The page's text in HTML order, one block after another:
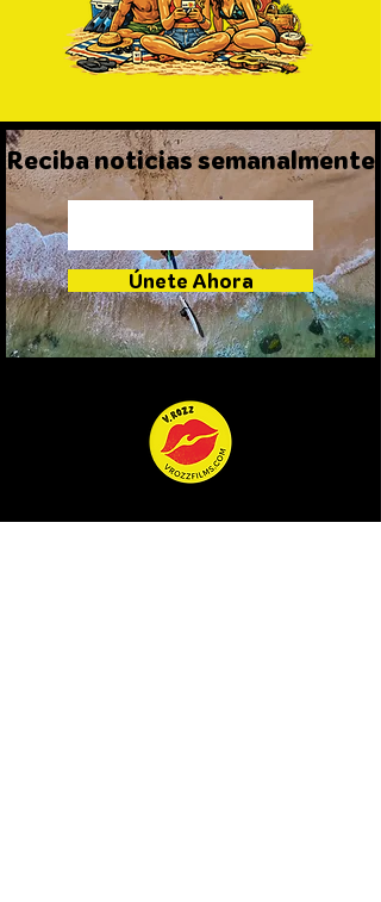
Únete Ahora
Reciba noticias semanalmente